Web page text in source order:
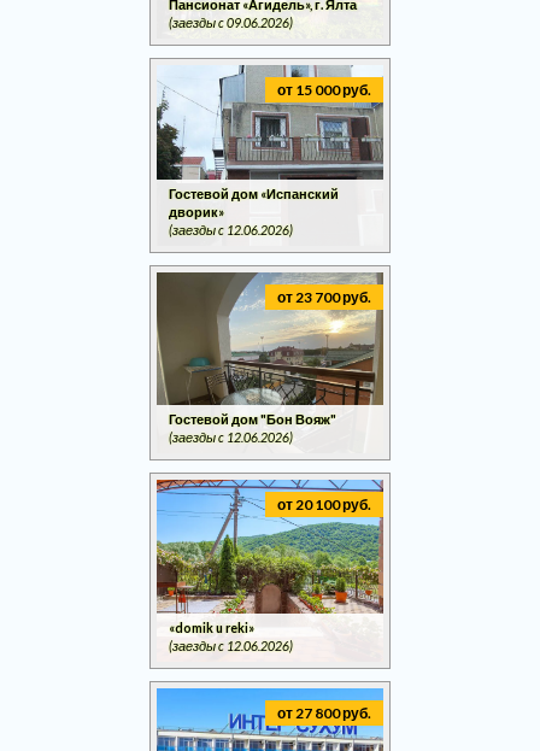
Пансионат «Агидель», г. Ялта
(заезды c 09.06.2026)
от 15 000 руб.
Гостевой дом «Испанский
дворик»
(заезды c 12.06.2026)
от 23 700 руб.
Гостевой дом "Бон Вояж"
(заезды c 12.06.2026)
от 20 100 руб.
«domik u reki»
(заезды c 12.06.2026)
от 27 800 руб.